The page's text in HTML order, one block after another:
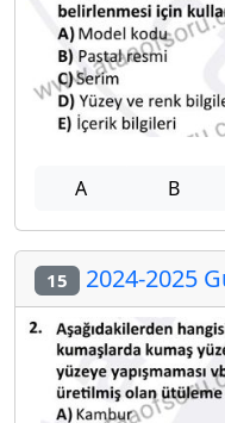
A B
15 2024-2025